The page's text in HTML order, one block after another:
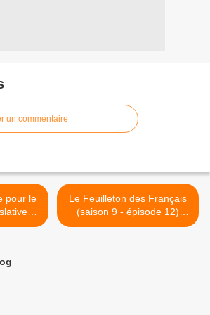
un commentaire
Le Feuilleton des Français
(saison 9 - épisode 12)
dans "13h15, le dimanche"